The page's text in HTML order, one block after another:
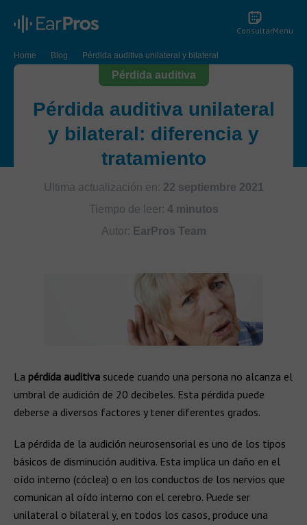
ConsultarMenu
Home Blog Pérdida auditiva unilateral y bilateral
Pérdida auditiva
Pérdida auditiva unilateral
y bilateral: diferencia y
tratamiento
Ultima actualización en: 22 septiembre 2021
Tiempo de leer: 4 minutos
Autor: EarPros Team
La pérdida auditiva sucede cuando una persona no alcanza el
umbral de audición de 20 decibeles. Esta pérdida puede
deberse a diversos factores y tener diferentes grados.
La pérdida de la audición neurosensorial es uno de los tipos
básicos de disminución auditiva. Esta implica un daño en el
oído interno (cóclea) o en los conductos de los nervios que
comunican al oído interno con el cerebro. Puede ser
unilateral o bilateral y, en todos los casos, produce una